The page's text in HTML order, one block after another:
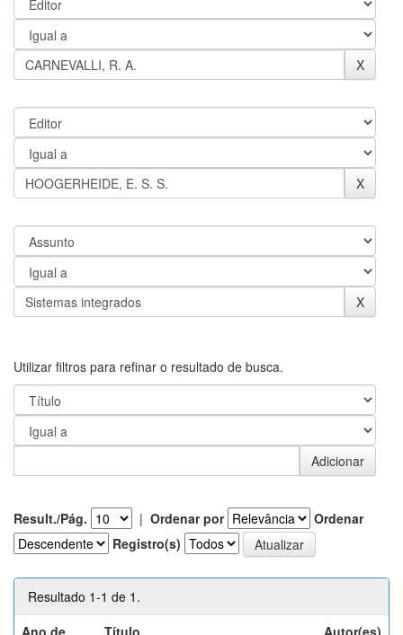
Utilizar filtros para refinar o resultado de busca.
Result./Pág. | Ordenar por
Ordenar
Registro(s)
Resultado 1-1 de 1.
Ano de
Título Autor(es)